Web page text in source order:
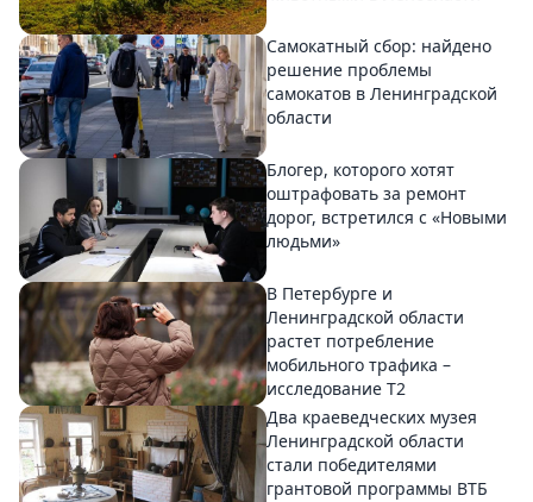
Самокатный сбор: найдено
решение проблемы
самокатов в Ленинградской
области
Блогер, которого хотят
оштрафовать за ремонт
дорог, встретился с «Новыми
людьми»
В Петербурге и
Ленинградской области
растет потребление
мобильного трафика –
исследование T2
Два краеведческих музея
Ленинградской области
стали победителями
грантовой программы ВТБ